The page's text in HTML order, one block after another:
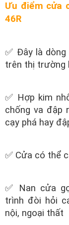
Ưu điểm cửa
46R
✅ Đây là
trên thị trường
✅ Hợp kim
chống va đập
cạy phá hay
✅ Cửa có thể
✅ Nan cửa
trình đòi hỏi
nội, ngoại thất